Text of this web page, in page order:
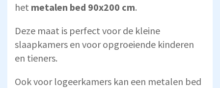
het metalen bed 90x200 cm.
Deze maat is perfect voor de kleine
slaapkamers en voor opgroeiende kinderen
en tieners.
Ook voor logeerkamers kan een metalen bed